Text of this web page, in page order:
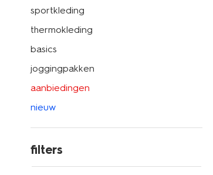
sportkleding
thermokleding
basics
joggingpakken
aanbiedingen
nieuw
filters